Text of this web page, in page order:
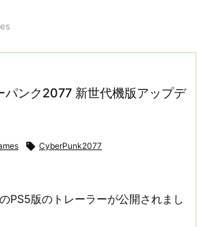
次へ
ンク2077 新世代機版アップデ
 CyberPunk2077
PS5版のトレーラーが公開されまし